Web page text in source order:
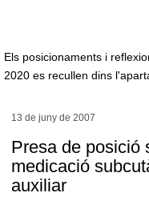
Els posicionaments i
2020 es recullen dins
13 de juny de 2007
Presa de posició
medicació
auxiliar